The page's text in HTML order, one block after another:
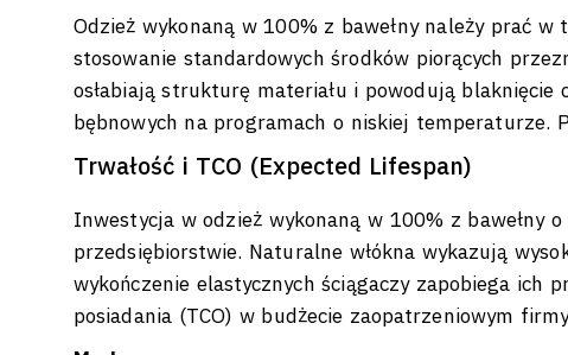
Odzież wykonaną w 100% z bawełny należy prać
stosowanie standardowych środków piorących
osłabiają strukturę materiału i powodują
bębnowych na programach o niskiej temperaturze.
Trwałość i TCO (Expected Lifespan)
Inwestycja w odzież wykonaną w 100% z bawełny
przedsiębiorstwie. Naturalne włókna wykazują
wykończenie elastycznych ściągaczy zapobiega ich
posiadania (TCO) w budżecie zaopatrzeniowym